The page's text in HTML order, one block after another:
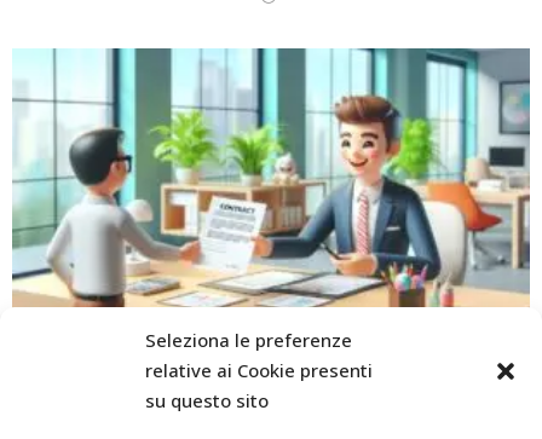
Seleziona le preferenze
relative ai Cookie presenti
su questo sito
Cambio d’appalto e trasferimento d’azienda: la Corte
d’Appello di Roma conferma l’onere probatorio del